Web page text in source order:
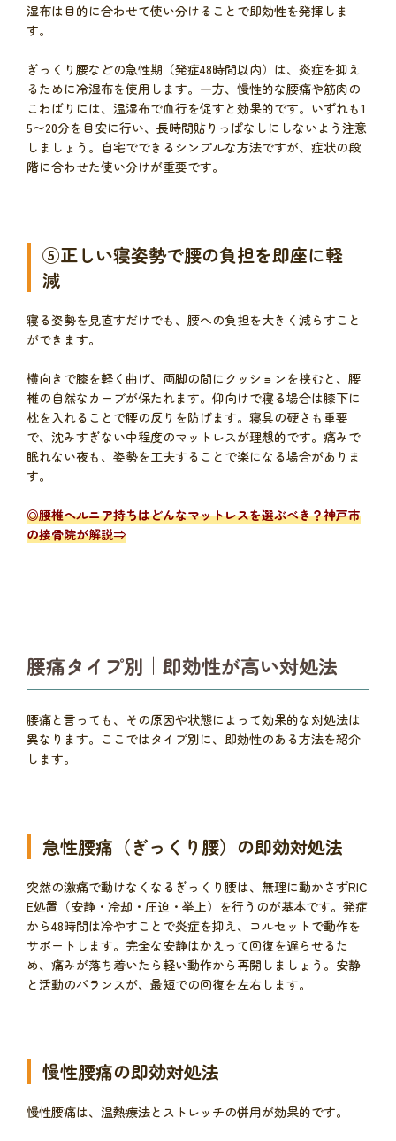
湿布は目的に合わせて使い分けることで即効性を発揮しま
す。
ぎっくり腰などの急性期（発症48時間以内）は、炎症を抑え
るために冷湿布を使用します。一方、慢性的な腰痛や筋肉の
こわばりには、温湿布で血行を促すと効果的です。いずれも1
5〜20分を目安に行い、長時間貼りっぱなしにしないよう注意
しましょう。自宅でできるシンプルな方法ですが、症状の段
階に合わせた使い分けが重要です。
⑤正しい寝姿勢で腰の負担を即座に軽
減
寝る姿勢を見直すだけでも、腰への負担を大きく減らすこと
ができます。
横向きで膝を軽く曲げ、両脚の間にクッションを挟むと、腰
椎の自然なカーブが保たれます。仰向けで寝る場合は膝下に
枕を入れることで腰の反りを防げます。寝具の硬さも重要
で、沈みすぎない中程度のマットレスが理想的です。痛みで
眠れない夜も、姿勢を工夫することで楽になる場合がありま
す。
◎腰椎ヘルニア持ちはどんなマットレスを選ぶべき？神戸市
の接骨院が解説⇒
腰痛タイプ別｜即効性が高い対処法
腰痛と言っても、その原因や状態によって効果的な対処法は
異なります。ここではタイプ別に、即効性のある方法を紹介
します。
急性腰痛（ぎっくり腰）の即効対処法
突然の激痛で動けなくなるぎっくり腰は、無理に動かさずRIC
E処置（安静・冷却・圧迫・挙上）を行うのが基本です。発症
から48時間は冷やすことで炎症を抑え、コルセットで動作を
サポートします。完全な安静はかえって回復を遅らせるた
め、痛みが落ち着いたら軽い動作から再開しましょう。安静
と活動のバランスが、最短での回復を左右します。
慢性腰痛の即効対処法
慢性腰痛は、温熱療法とストレッチの併用が効果的です。